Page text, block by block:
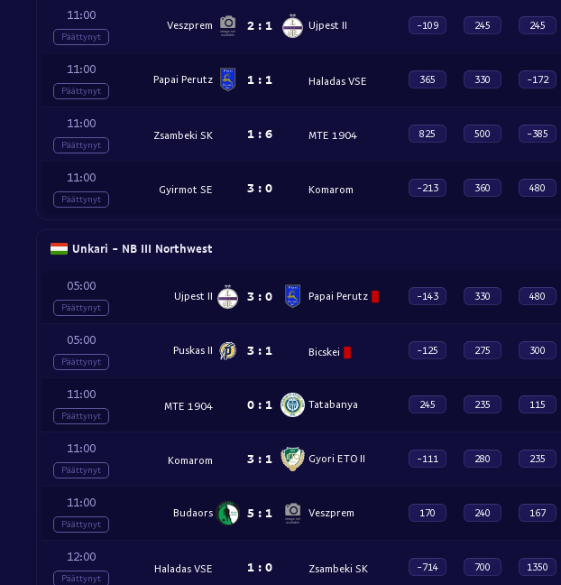
11:00
Päättynyt
Veszprem 2 : 1 Ujpest II -109 245 245
11:00
Päättynyt
Papai Perutz 1 : 1 Haladas VSE 365 330 -172
11:00
Päättynyt
Zsambeki SK 1 : 6 MTE 1904 825 500 -385
11:00
Päättynyt
Gyirmot SE 3 : 0 Komarom -213 360 480
Unkari - NB III Northwest
05:00
Päättynyt
Ujpest II 3 : 0 Papai Perutz -143 330 480
05:00
Päättynyt
Puskas II 3 : 1 Bicskei -125 275 300
11:00
Päättynyt
MTE 1904 0 : 1 Tatabanya 245 235 115
11:00
Päättynyt
Komarom 3 : 1 Gyori ETO II -111 280 235
11:00
Päättynyt
Budaors 5 : 1 Veszprem 170 240 167
12:00
Päättynyt
Haladas VSE 1 : 0 Zsambeki SK -714 700 1350